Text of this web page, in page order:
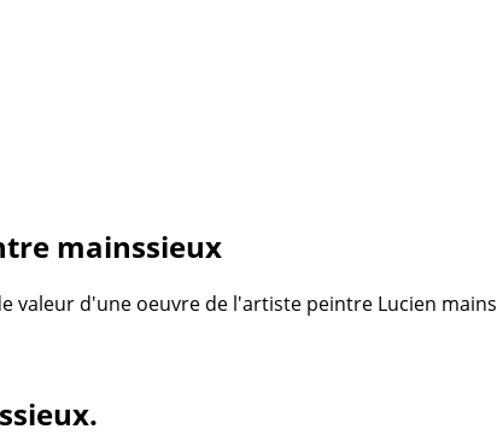
mainssieux
valeur d'une oeuvre de l'artiste peintre Lucien